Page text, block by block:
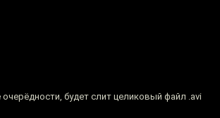
будет слит целиковый файл .avi